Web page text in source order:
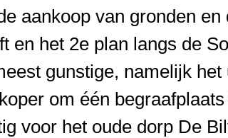
aankoop van gronden en
en het 2e plan langs de
gunstige, namelijk
om één
voor het oude dorp De